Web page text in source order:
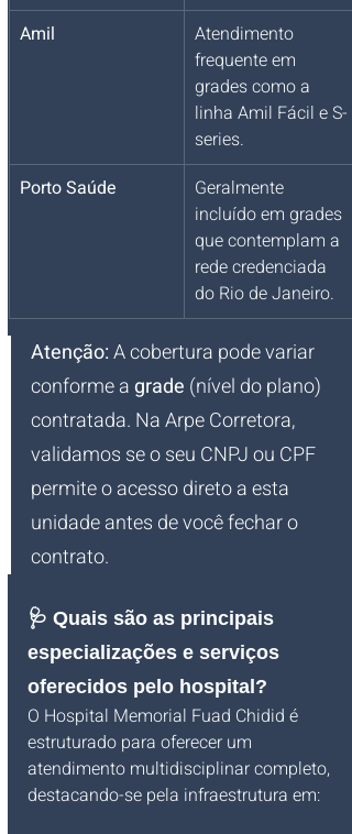
Amil
Atendimento
frequente em
grades como a
linha Amil Fácil e S-
series.
Porto Saúde
Geralmente
incluído em grades
que contemplam a
rede credenciada
do Rio de Janeiro.
Atenção: A cobertura pode variar
conforme a grade (nível do plano)
contratada. Na Arpe Corretora,
validamos se o seu CNPJ ou CPF
permite o acesso direto a esta
unidade antes de você fechar o
contrato.
🩺 Quais são as principais
especializações e serviços
oferecidos pelo hospital?
O Hospital Memorial Fuad Chidid é
estruturado para oferecer um
atendimento multidisciplinar completo,
destacando-se pela infraestrutura em: